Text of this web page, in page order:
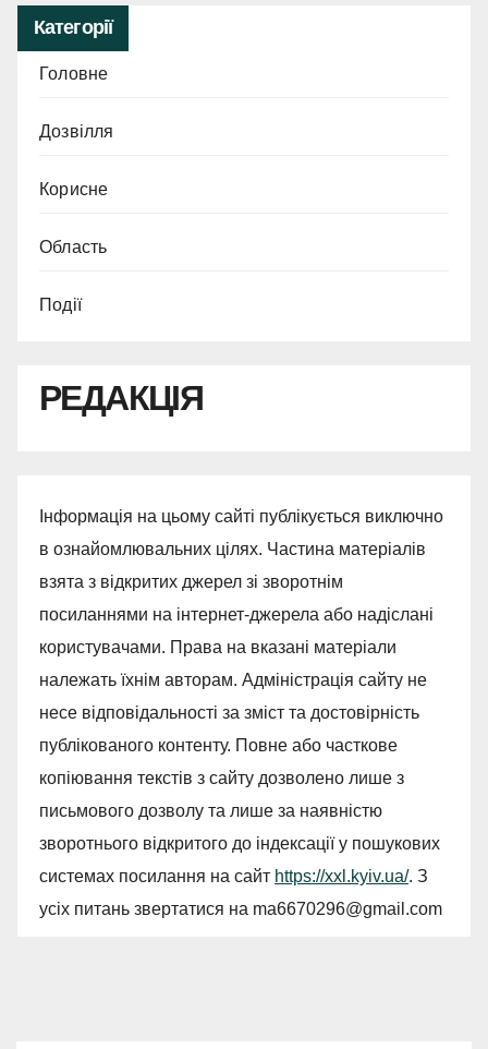
Категорії
Головне
Дозвілля
Корисне
Область
Події
РЕДАКЦІЯ
Інформація на цьому сайті публікується виключно
в ознайомлювальних цілях. Частина матеріалів
взята з відкритих джерел зі зворотнім
посиланнями на інтернет-джерела або надіслані
користувачами. Права на вказані матеріали
належать їхнім авторам. Адміністрація сайту не
несе відповідальності за зміст та достовірність
публікованого контенту. Повне або часткове
копіювання текстів з сайту дозволено лише з
письмового дозволу та лише за наявністю
зворотнього відкритого до індексації у пошукових
системах посилання на сайт https://xxl.kyiv.ua/. З
усіх питань звертатися на ma6670296@gmail.com